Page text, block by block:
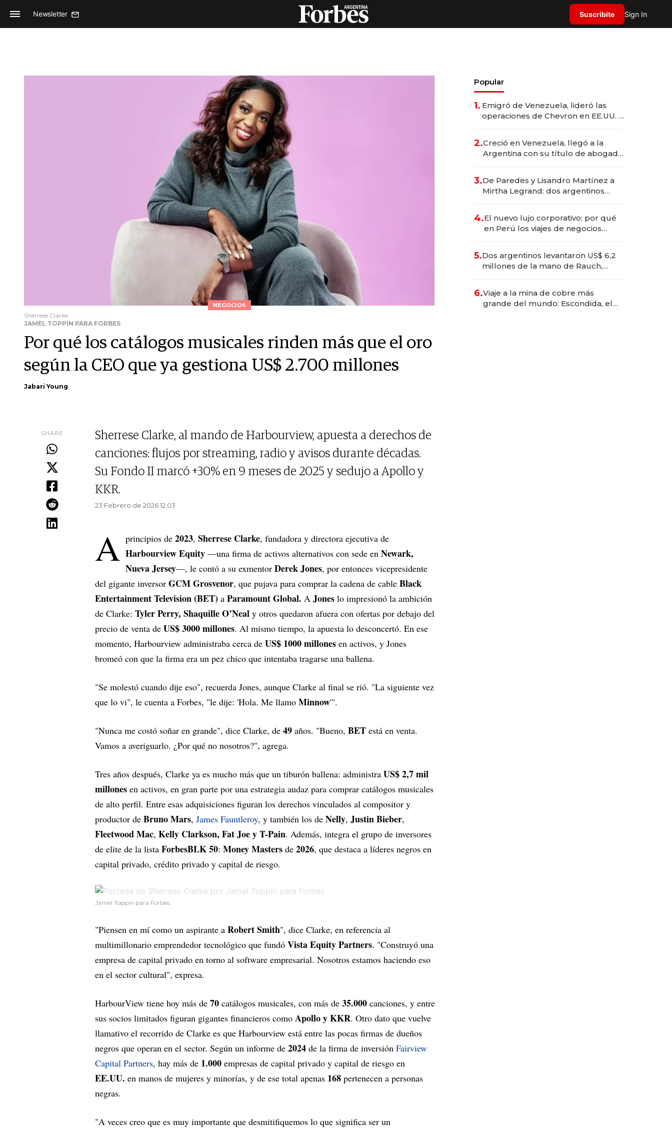
Newsletter Suscribite Sign In
NEGOCIOS
Sherrese Clarke
JAMEL TOPPIN PARA FORBES
Por qué los catálogos musicales rinden más que el oro
según la CEO que ya gestiona US$ 2.700 millones
Jabari Young
SHARE
Sherrese Clarke, al mando de Harbourview, apuesta a derechos de
canciones: flujos por streaming, radio y avisos durante décadas.
Su Fondo II marcó +30% en 9 meses de 2025 y sedujo a Apollo y
KKR.
23 Febrero de 2026 12.03
A principios de 2023, Sherrese Clarke, fundadora y directora ejecutiva de
Harbourview Equity —una firma de activos alternativos con sede en Newark,
Nueva Jersey—, le contó a su exmentor Derek Jones, por entonces vicepresidente
del gigante inversor GCM Grosvenor, que pujava para comprar la cadena de cable Black
Entertainment Television (BET) a Paramount Global. A Jones lo impresionó la ambición
de Clarke: Tyler Perry, Shaquille O’Neal y otros quedaron afuera con ofertas por debajo del
precio de venta de US$ 3000 millones. Al mismo tiempo, la apuesta lo desconcertó. En ese
momento, Harbourview administraba cerca de US$ 1000 millones en activos, y Jones
bromeó con que la firma era un pez chico que intentaba tragarse una ballena.
"Se molestó cuando dije eso", recuerda Jones, aunque Clarke al final se rió. "La siguiente vez
que lo vi", le cuenta a Forbes, "le dije: 'Hola. Me llamo Minnow'".
"Nunca me costó soñar en grande", dice Clarke, de 49 años. "Bueno, BET está en venta.
Vamos a averiguarlo. ¿Por qué no nosotros?", agrega.
Tres años después, Clarke ya es mucho más que un tiburón ballena: administra US$ 2,7 mil
millones en activos, en gran parte por una estrategia audaz para comprar catálogos musicales
de alto perfil. Entre esas adquisiciones figuran los derechos vinculados al compositor y
productor de Bruno Mars, James Fauntleroy, y también los de Nelly, Justin Bieber,
Fleetwood Mac, Kelly Clarkson, Fat Joe y T-Pain. Además, integra el grupo de inversores
de elite de la lista ForbesBLK50: Money Masters de 2026, que destaca a líderes negros en
capital privado, crédito privado y capital de riesgo.
Jamel Toppin para Forbes.
"Piensen en mí como un aspirante a Robert Smith", dice Clarke, en referencia al
multimillonario emprendedor tecnológico que fundó Vista Equity Partners. "Construyó una
empresa de capital privado en torno al software empresarial. Nosotros estamos haciendo eso
en el sector cultural", expresa.
HarbourView tiene hoy más de 70 catálogos musicales, con más de 35.000 canciones, y entre
sus socios limitados figuran gigantes financieros como Apollo y KKR. Otro dato que vuelve
llamativo el recorrido de Clarke es que Harbourview está entre las pocas firmas de dueños
negros que operan en el sector. Según un informe de 2024 de la firma de inversión Fairview
Capital Partners, hay más de 1.000 empresas de capital privado y capital de riesgo en
EE.UU. en manos de mujeres y minorías, y de ese total apenas 168 pertenecen a personas
negras.
"A veces creo que es muy importante que desmitifiquemos lo que significa ser un
Popular
1. Emigró de Venezuela, lideró las
operaciones de Chevron en EE.UU. y
2.Creció en Venezuela, llegó a la
Argentina con su título de abogado
marcas "fast premium"
3.De Paredes y Lisandro Martínez a
Mirtha Legrand: dos argentinos
4.El nuevo lujo corporativo: por qué
en Perú los viajes de negocios
transformadoras
5.Dos argentinos levantaron US$ 6,2
millones de la mano de Rauch,
6.Viaje a la mina de cobre más
grande del mundo: Escondida, el